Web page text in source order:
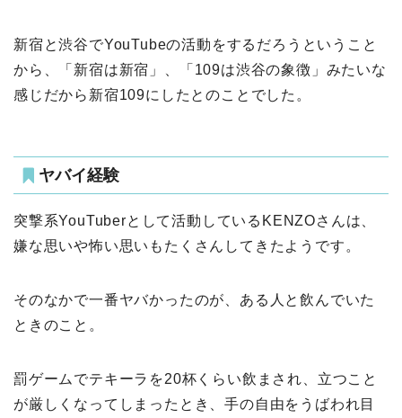
新宿と渋谷でYouTubeの活動をするだろうということ
から、「新宿は新宿」、「109は渋谷の象徴」みたいな
感じだから新宿109にしたとのことでした。
ヤバイ経験
突撃系YouTuberとして活動しているKENZOさんは、
嫌な思いや怖い思いもたくさんしてきたようです。
そのなかで一番ヤバかったのが、ある人と飲んでいた
ときのこと。
罰ゲームでテキーラを20杯くらい飲まされ、立つこと
が厳しくなってしまったとき、手の自由をうばわれ目